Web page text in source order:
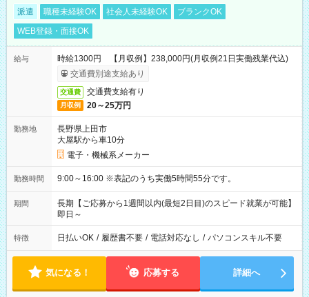
派遣 職種未経験OK 社会人未経験OK
ブランクOK
WEB登録・面接OK
給与
時給1300円 【月収例】238,000円(月収例21日実働残業代込)
交通費別途支給あり
交通費 交通費支給有り
月収例 20～25万円
勤務地
長野県上田市
大屋駅から車10分
電子・機械系メーカー
勤務時間 9:00～16:00 ※表記のうち実働5時間55分です。
期間
長期【ご応募から1週間以内(最短2日目)のスピード就業が可能】
即日～
特徴 日払いOK / 履歴書不要 / 電話対応なし / パソコンスキル不要
気になる！ 応募する 詳細へ